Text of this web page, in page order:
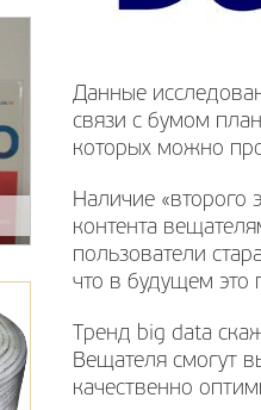
Данные
связи с бумом
которых можно
Наличие «второго
контента
пользователи
что в будущем это
Тренд big data
Вещателя смогут
качественно